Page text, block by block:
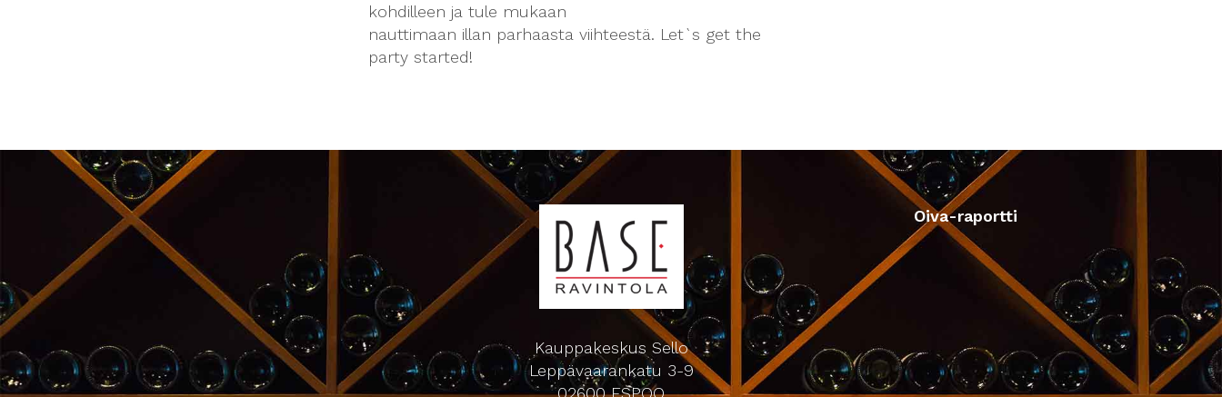
kohdilleen ja tule mukaan
nauttimaan illan parhaasta viihteestä. Let`s get the
party started!
Kauppakeskus Sello
Leppävaarankatu 3-9
02600 ESPOO
Oiva-raportti